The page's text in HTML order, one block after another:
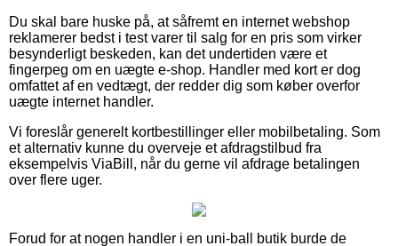
Du skal bare huske på, at såfremt en internet webshop
reklamerer bedst i test varer til salg for en pris som virker
besynderligt beskeden, kan det undertiden være et
fingerpeg om en uægte e-shop. Handler med kort er dog
omfattet af en vedtægt, der redder dig som køber overfor
uægte internet handler.
Vi foreslår generelt kortbestillinger eller mobilbetaling. Som
et alternativ kunne du overveje et afdragstilbud fra
eksempelvis ViaBill, når du gerne vil afdrage betalingen
over flere uger.
Forud for at nogen handler i en uni-ball butik burde de